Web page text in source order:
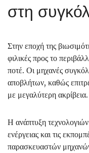
στη
Στην εποχή της
φιλικές προς το
ποτέ. Οι μηχανές
αποβλήτων, καθώς
με μεγαλύτερη ακρίβεια.
Η ανάπτυξη
ενέργειας και τις
παρασκευαστών